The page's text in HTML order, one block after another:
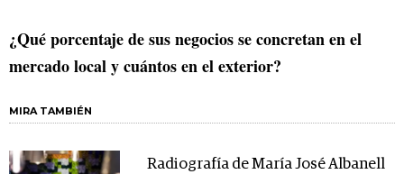
¿Qué porcentaje de sus negocios se concretan en el
mercado local y cuántos en el exterior?
MIRA TAMBIÉN
Radiografía de María José Albanell